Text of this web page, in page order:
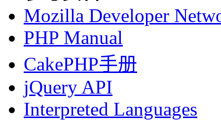
Mozilla Developer
PHP Manual
CakePHP手册
jQuery API
Interpreted Languages